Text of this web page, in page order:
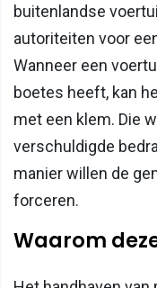
buitenlandse
autoriteiten voor
Wanneer een
boetes heeft, kan
met een klem. Die
verschuldigde
manier willen de
forceren.
Waarom